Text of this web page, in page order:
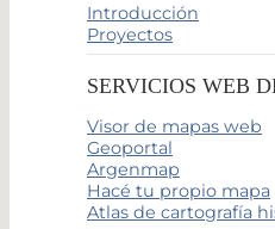
Introducción
Proyectos
SERVICIOS WEB
Visor de mapas web
Geoportal
Argenmap
Hacé tu propio mapa
Atlas de cartografía